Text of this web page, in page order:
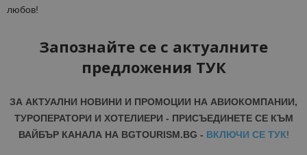
любов!
Запознайте се с актуалните
предложения ТУК
ЗА АКТУАЛНИ НОВИНИ И ПРОМОЦИИ НА АВИОКОМПАНИИ,
ТУРОПЕРАТОРИ И ХОТЕЛИЕРИ - ПРИСЪЕДИНЕТЕ СЕ КЪМ
ВАЙБЪР КАНАЛА НА BGTOURISM.BG - ВКЛЮЧИ СЕ ТУК!